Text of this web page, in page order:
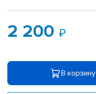
2 200
В корзину